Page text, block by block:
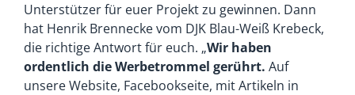
Unterstützer für euer Projekt zu gewinnen. Dann
hat Henrik Brennecke vom DJK Blau-Weiß Krebeck,
die richtige Antwort für euch. „Wir haben
ordentlich die Werbetrommel gerührt. Auf
unsere Website, Facebookseite, mit Artikeln in